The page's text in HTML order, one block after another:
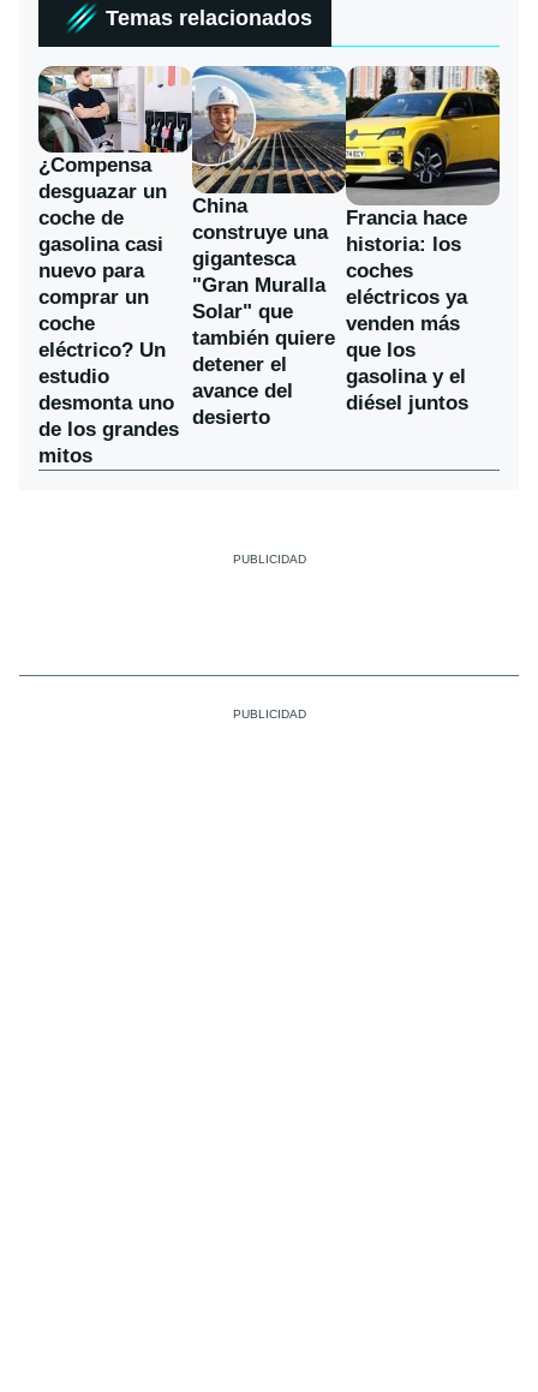
Temas relacionados
¿Compensa
desguazar un
coche de
gasolina casi
nuevo para
comprar un
coche
eléctrico? Un
estudio
desmonta uno
de los grandes
mitos
China
construye una
gigantesca
"Gran Muralla
Solar" que
también quiere
detener el
avance del
desierto
Francia hace
historia: los
coches
eléctricos ya
venden más
que los
gasolina y el
diésel juntos